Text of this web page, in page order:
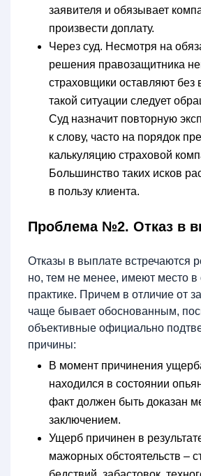
заявителя и обязывает
произвести доплату.
Через суд. Несмотря на
решения правозащитника
страховщики оставляют без
такой ситуации следует
Суд назначит повторную
к слову, часто на порядок
калькуляцию страховой
Большинство таких исков
в пользу клиента.
Проблема №2. Отказ в
Отказы в выплате встречаются
но, тем не менее, имеют место в
практике. Причем в отличие от
чаще бывает обоснованным,
объективные официально
причины:
В момент причинения
находился в состоянии
факт должен быть доказан
заключением.
Ущерб причинен в
мажорных обстоятельств –